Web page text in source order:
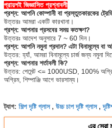
প্রায়শই জিজ্ঞাসিত প্রশ্নাবলী
প্রশ্ন: আপনি কোম্পানী বা প্রস্তুতকারকের
উত্তরঃ আমরা একটি কারখানা।
প্রশ্ন: আপনার প্রসবের সময় কতক্ষণ?
উত্তরঃ আদেশ অনুসারে 7 ~ 60 দিন।
প্রশ্ন: আপনি নমুনা প্রদান? এটা বিনামূল্যে বা
উত্তর: হ্যাঁ, আমরা বিনামূল্যে চার্জ জন্য নমুনা
প্রশ্ন: আপনার শর্তাবলী কি?
উত্তর: পেমেন্ট <= 1000USD, 100%
অগ্রিম, শিম্পাঞ্জি আগে ভারসাম্য।
ট্যাগ: শিল্প দৃষ্টি গ্লাস, উচ্চ চাপ দৃষ্টি গ্লাস,
এর সেরা